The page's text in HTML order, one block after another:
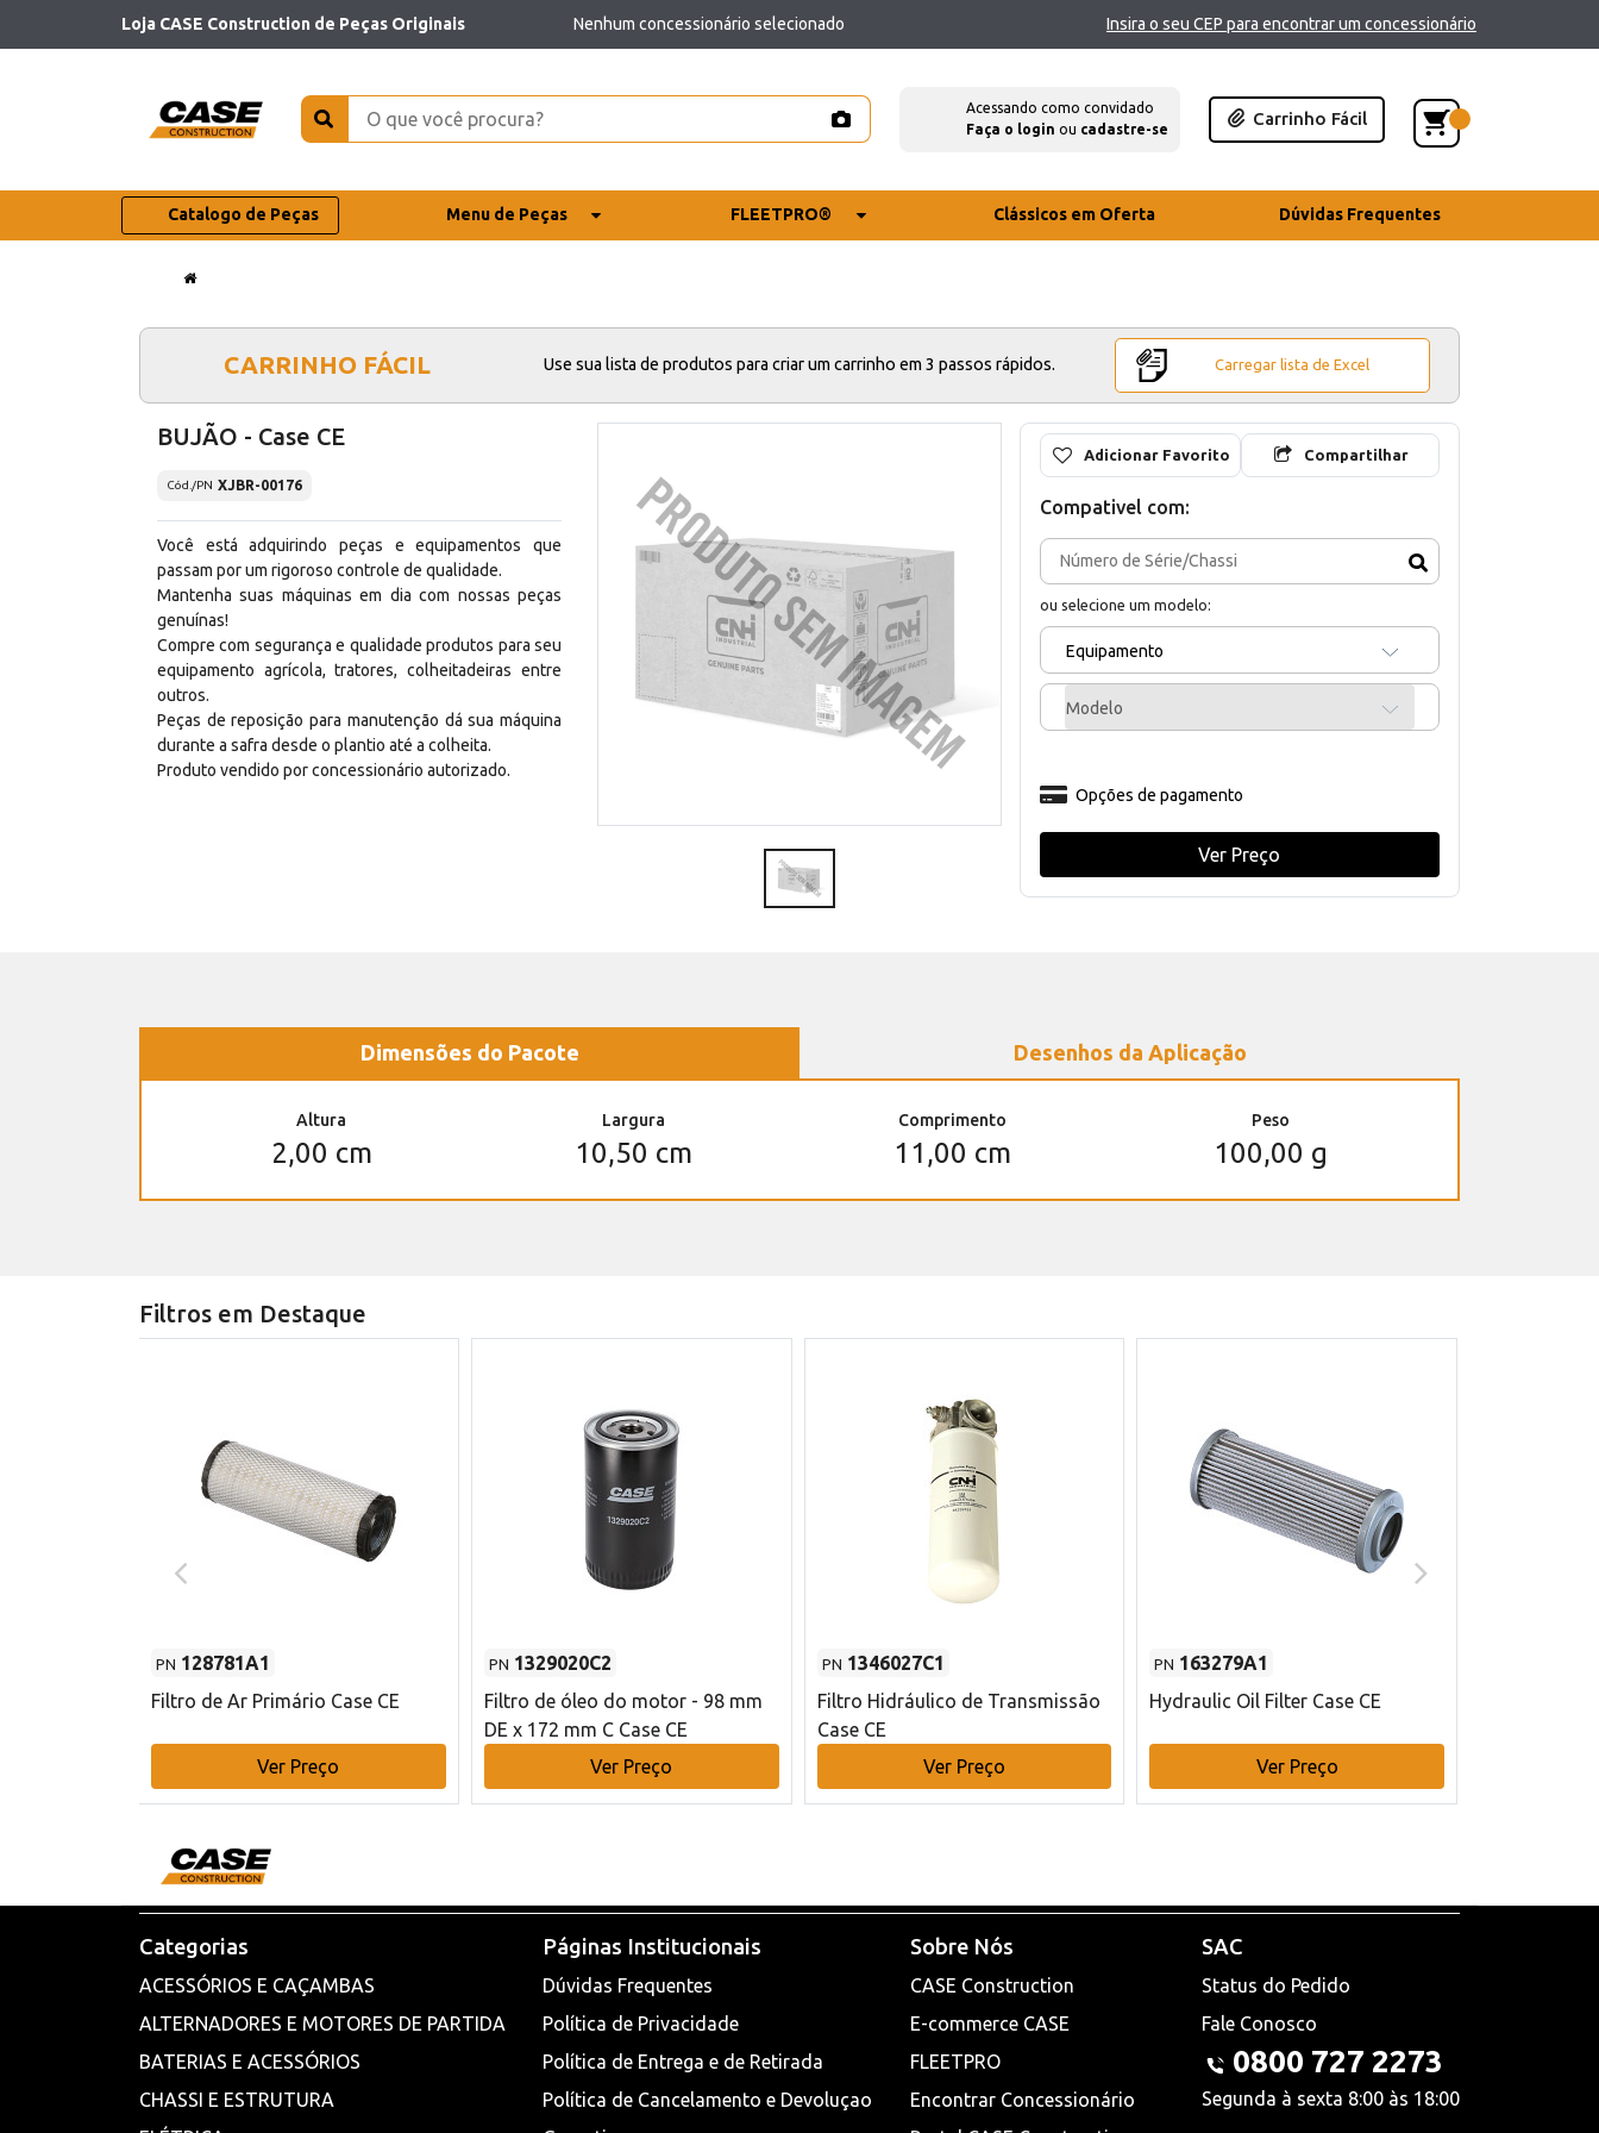
Loja CASE Construction de Peças Originais Nenhum concessionário selecionado Insira o seu CEP para encontrar um concessionário
Acessando como convidado
Faça o login ou cadastre-se
Carrinho Fácil
Catalogo de Peças Menu de Peças FLEETPRO® Clássicos em Oferta Dúvidas Frequentes
CARRINHO FÁCIL Use sua lista de produtos para criar um carrinho em 3 passos rápidos. Carregar lista de Excel
BUJÃO - Case CE
Cód./PN XJBR-00176
Você está adquirindo peças e equipamentos que
passam por um rigoroso controle de qualidade.
Mantenha suas máquinas em dia com nossas peças
genuínas!
Compre com segurança e qualidade produtos para seu
equipamento agrícola, tratores, colheitadeiras entre
outros.
Peças de reposição para manutenção dá sua máquina
durante a safra desde o plantio até a colheita.
Produto vendido por concessionário autorizado.
Adicionar Favorito Compartilhar
Compativel com:
ou selecione um modelo:
Equipamento
Modelo
Opções de pagamento
Ver Preço
Dimensões do Pacote Desenhos da Aplicação
Altura
2,00 cm
Largura
10,50 cm
Comprimento
11,00 cm
Peso
100,00 g
Filtros em Destaque
PN 128781A1
Filtro de Ar Primário Case CE
Ver Preço
PN 1329020C2
Filtro de óleo do motor - 98 mm
DE x 172 mm C Case CE
Ver Preço
PN 1346027C1
Filtro Hidráulico de Transmissão
Case CE
Ver Preço
PN 163279A1
Hydraulic Oil Filter Case CE
Ver Preço
Categorias
ACESSÓRIOS E CAÇAMBAS
ALTERNADORES E MOTORES DE PARTIDA
BATERIAS E ACESSÓRIOS
CHASSI E ESTRUTURA
Páginas Institucionais
Dúvidas Frequentes
Política de Privacidade
Política de Entrega e de Retirada
Política de Cancelamento e Devoluçao
Sobre Nós
CASE Construction
E-commerce CASE
FLEETPRO
Encontrar Concessionário
SAC
Status do Pedido
Fale Conosco
0800 727 2273
Segunda à sexta 8:00 às 18:00